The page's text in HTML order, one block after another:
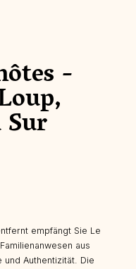
-
empfängt Sie Le
aus
und Authentizität. Die